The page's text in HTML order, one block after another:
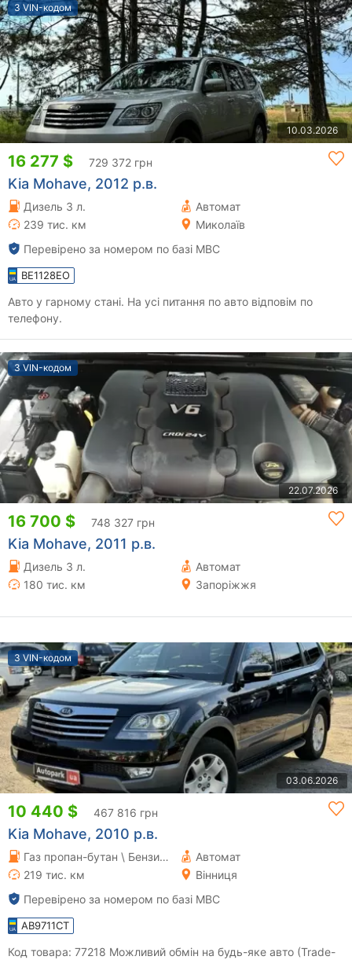
З VIN-кодом
10.03.2026
16 277 $ 729 372 грн
Kia Mohave, 2012 р.в.
Дизель 3 л.
Автомат
239 тис. км
Миколаїв
Перевірено за номером по базі МВС
BE1128EO
Авто у гарному стані. На усі питання по авто відповім по
телефону.
З VIN-кодом
22.07.2026
16 700 $ 748 327 грн
Kia Mohave, 2011 р.в.
Дизель 3 л.
Автомат
180 тис. км
Запоріжжя
З VIN-кодом
03.06.2026
10 440 $ 467 816 грн
Kia Mohave, 2010 р.в.
Газ пропан-бутан \ Бензин 3.8 л.
Автомат
219 тис. км
Вінниця
Перевірено за номером по базі МВС
AB9711CT
Код товара: 77218 Можливий обмін на будь-яке авто (Trade-